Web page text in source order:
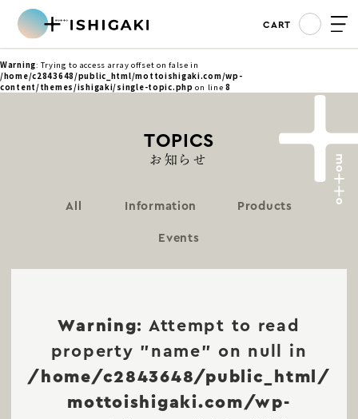
Warning: Trying to access array offset on false in
/home/c2843648/public_html/mottoishigaki.com/wp-
content/themes/ishigaki/single-topic.php on line8
CART
TOPICS
お知らせ
All Information Products
Events
Warning: Attempt to read
property "name" on null in
/home/c2843648/public_html/
mottoishigaki.com/wp-